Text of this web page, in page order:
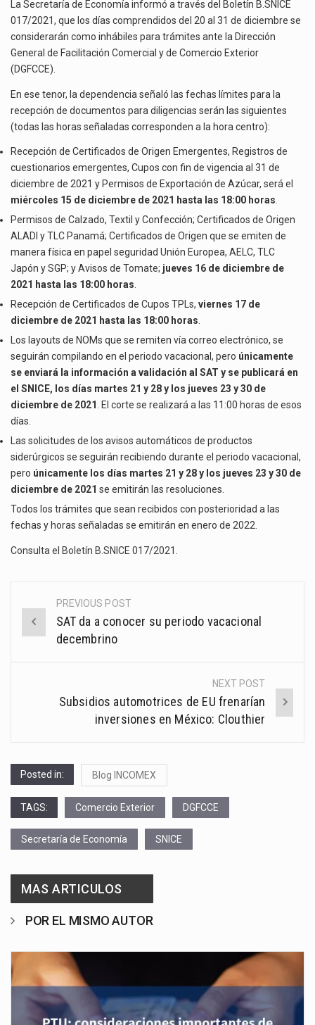
El superávit comercial de México con Estados Unidos alcanzó 102,581 millones de dólares (mdd) en…
El Tribunal Federal de Justicia Administrativa (TFJA), a través de su Segunda Sala Regional en…
PARA
TRÁMITES
DE
FACILITACIÓN
COMERCIO
EXTERIOR
La Secretaría de Economía informó a través del Boletín B.SNICE
017/2021, que los días comprendidos del 20 al 31 de diciembre se
considerarán como inhábiles para trámites ante la Dirección
General de Facilitación Comercial y de Comercio Exterior
(DGFCCE).
En ese tenor, la dependencia señaló las fechas límites para la
recepción de documentos para diligencias serán las siguientes
(todas las horas señaladas corresponden a la hora centro):
Recepción de Certificados de Origen Emergentes, Registros de
cuestionarios emergentes, Cupos con fin de vigencia al 31 de
diciembre de 2021 y Permisos de Exportación de Azúcar, será el
miércoles 15 de diciembre de 2021 hasta las 18:00 horas
Permisos de Calzado, Textil y Confección; Certificados de Origen
ALADI y TLC Panamá; Certificados de Origen que se emiten de
manera física en papel seguridad Unión Europea, AELC, TLC
Japón y SGP; y Avisos de Tomate; jueves 16 de diciembre de
2021 hasta las 18:00 horas
Recepción de Certificados de Cupos TPLs, viernes 17 de
diciembre de 2021 hasta las 18:00 horas
Los layouts de NOMs que se remiten vía correo electrónico, se
seguirán compilando en el periodo vacacional, pero únicamente
se enviará la información a validación al SAT y se publicará en
el SNICE, los días martes 21 y 28 y los jueves 23 y 30 de
diciembre de 2021
. El corte se realizará a las 11:00 horas de esos
días.
Las solicitudes de los avisos automáticos de productos
siderúrgicos se seguirán recibiendo durante el periodo vacacional,
pero únicamente los días martes 21 y 28 y los jueves 23 y 30 de
diciembre de 2021 se emitirán las resoluciones.
Todos los trámites que sean recibidos con posterioridad a las
fechas y horas señaladas se emitirán en enero de 2022.
Consulta el Boletín B.SNICE 017/2021
Post
navigation
PREVIOUS POST
SAT da a conocer su periodo vacacional
decembrino
NEXT POST
Subsidios automotrices de EU frenarían
inversiones en México: Clouthier
Posted in: Blog INCOMEX
TAGS: Comercio Exterior DGFCCE
Secretaría de Economía SNICE
MAS ARTICULOS
POR EL MISMO AUTOR